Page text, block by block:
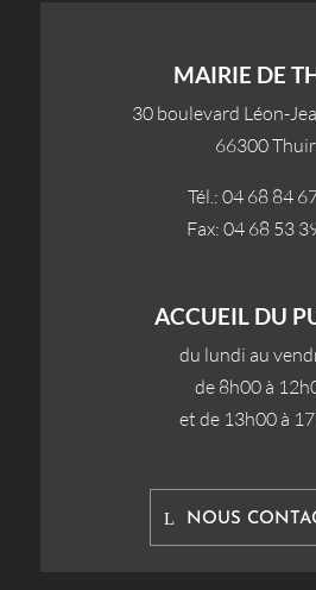
MAIRIE DE
30 boulevard Léon-
66300 Thuir
Tél.: 04 68 84
Fax: 04 68 53
ACCUEIL DU
du lundi au
de 8h00 à
et de 13h00 à
NOUS